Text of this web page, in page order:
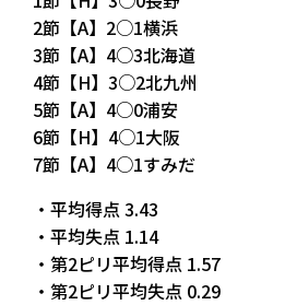
2節【A】2○1横浜
3節【A】4○3北海道
4節【H】3○2北九州
5節【A】4○0浦安
6節【H】4○1大阪
7節【A】4○1すみだ
・平均得点 3.43
・平均失点 1.14
・第2ピリ平均得点 1.57
・第2ピリ平均失点 0.29